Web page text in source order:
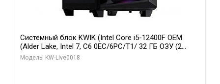
Системный блок KWIK (Intel Core i5-12400F OEM
(Alder Lake, Intel 7, C6 0EC/6PC/T1/ 32 ГБ ОЗУ (2
модуля)/ Ninja Sinotex GTX1660 SUPER 6GB GDDR6
Модель: KW-Live0018